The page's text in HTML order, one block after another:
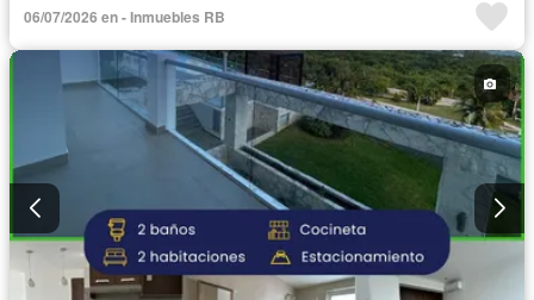
Cocina integral
Electricidad
Gimnasio
Jacuzzi Jardín
Despacho
Recámara con closet
Azotea
Seguridad
Permite mascotas
Permite niños
Solo familias
Completamente amueblado
06/07/2026 en - Inmuebles RB